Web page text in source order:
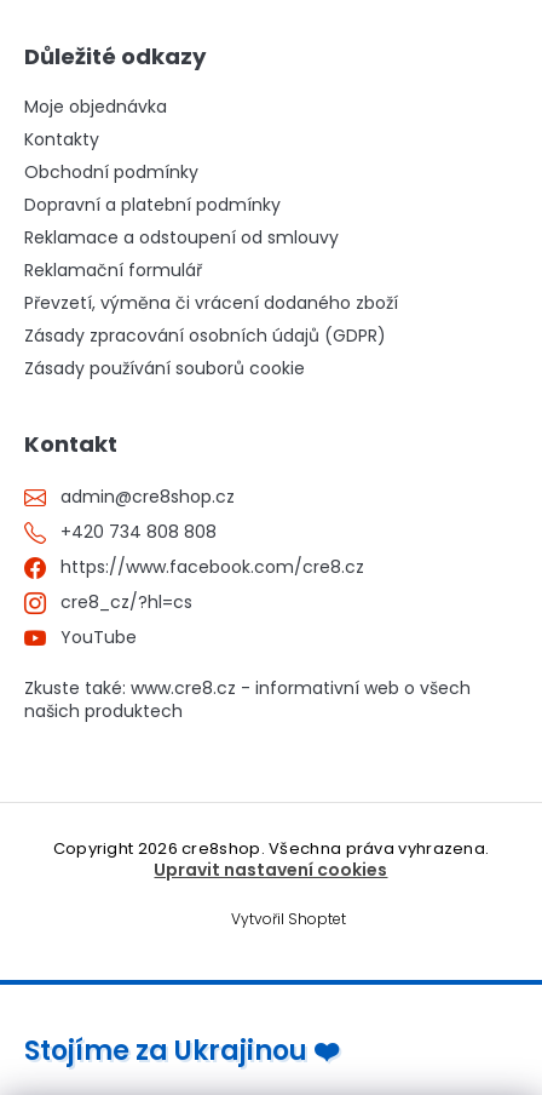
Důležité odkazy
Moje objednávka
Kontakty
Obchodní podmínky
Dopravní a platební podmínky
Reklamace a odstoupení od smlouvy
Reklamační formulář
Převzetí, výměna či vrácení dodaného zboží
Zásady zpracování osobních údajů (GDPR)
Zásady používání souborů cookie
Kontakt
admin@cre8shop.cz
+420 734 808 808
https://www.facebook.com/cre8.cz
cre8_cz/?hl=cs
YouTube
Zkuste také: www.cre8.cz - informativní web o všech
našich produktech
Vytvořil Shoptet
Copyright 2026cre8shop. Všechna práva vyhrazena.
Upravit nastavení cookies
Stojíme za Ukrajinou ❤️